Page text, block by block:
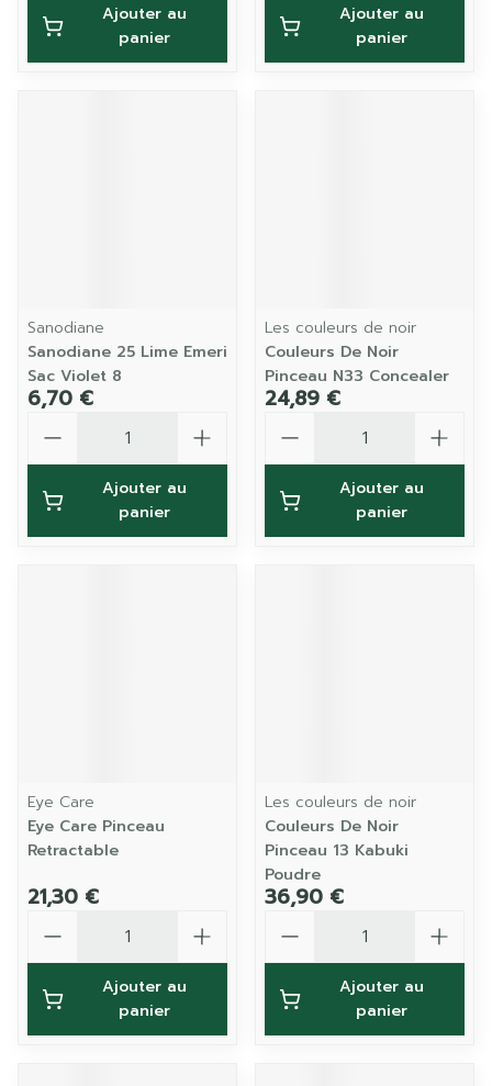
Ajouter au
panier
Ajouter au
panier
Sanodiane
Sanodiane 25 Lime Emeri
Sac Violet 8
6,70 €
Ajouter au
panier
Les couleurs de noir
Couleurs De Noir
Pinceau N33 Concealer
24,89 €
Ajouter au
panier
Eye Care
Eye Care Pinceau
Retractable
21,30 €
Ajouter au
panier
Les couleurs de noir
Couleurs De Noir
Pinceau 13 Kabuki
Poudre
36,90 €
Ajouter au
panier